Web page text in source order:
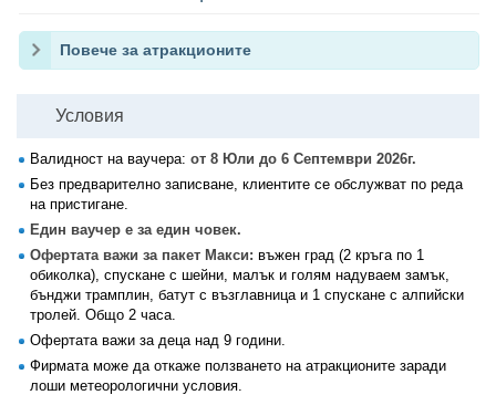
Повече за атракционите
Условия
Валидност на ваучера: от 8 Юли до 6 Септември 2026г.
Без предварително записване, клиентите се обслужват по реда
на пристигане.
Един ваучер е за един човек.
Офертата важи за пакет Макси: въжен град (2 кръга по 1
обиколка), спускане с шейни, малък и голям надуваем замък,
бънджи трамплин, батут с възглавница и 1 спускане с алпийски
тролей. Общо 2 часа.
Офертата важи за деца над 9 години.
Фирмата може да откаже ползването на атракционите заради
лоши метеорологични условия.